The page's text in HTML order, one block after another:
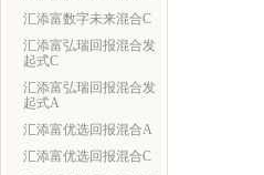
汇添富数字未来混合C
汇添富弘瑞回报混合发
起式C
汇添富弘瑞回报混合发
起式A
汇添富优选回报混合A
汇添富优选回报混合C